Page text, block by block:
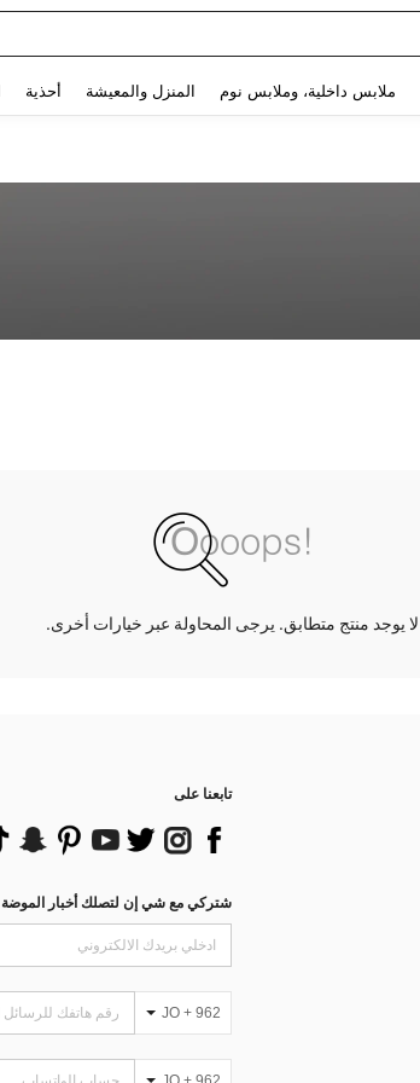
ملابس داخلية، وملابس نوم المنزل والمعيشة أحذية
لا يوجد منتج متطابق. يرجى المحاولة عبر خيارات أخرى.
تابعنا على
شتركي مع شي إن لتصلك أخبار الموضة
JO + 962